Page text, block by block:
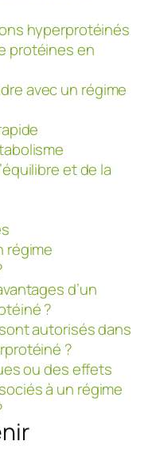
hyperprotéinés
protéines en
avec un régime
et de la
régime
d’un
?
autorisés dans
?
ou des effets
à un régime